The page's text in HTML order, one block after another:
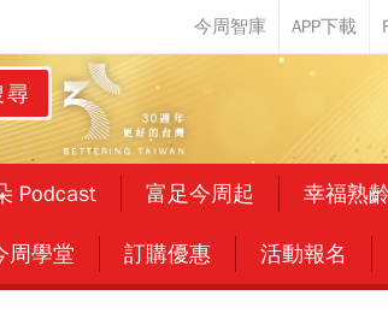
尋
Podcast 富足今周起 幸福熟
周學堂 訂購優惠 活動報名